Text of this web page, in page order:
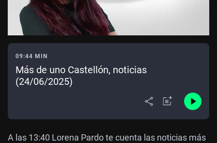
09:44 MIN
Más de uno Castellón, noticias
(24/06/2025)
A las 13:40 Lorena Pardo te cuenta las noticias más